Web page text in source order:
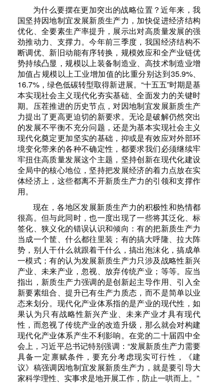
为什么要摆在更加突出的战略位置？近年来，我
国坚持因地制宜发展新质生产力，加快促进经济结构
优化、全要素生产率提升，展示出对高质量发展的强
劲推动力、支撑力。今年前三季度，我国经济结构不
断调优、新旧动能有序转换，规模效应和全产业链优
势持续凸显，规模以上装备制造业、高技术制造业增
加值占规模以上工业增加值的比重分别达到35.9%、
16.7%，绿色低碳转型取得新进展。“十五五”时期是基
本实现社会主义现代化夯实基础、全面发力的关键时
期。压茬推进的历史节点，对因地制宜发展新质生产
力提出了更高更迫切的新要求。无论是破解仍然突出
的发展不平衡不充分问题，还是为基本实现社会主义
现代化奠定更加坚实的基础，抑或是有效应对外部环
境变化带来的各种不确定性，都要求我们必须继续牢
牢扭住高质量发展这个主题，坚持创新在现代化建设
全局中的核心地位，坚持把发展经济的着力点放在实
体经济上，这些都离不开新质生产力的引领和支撑作
用。
现在，各地区发展新质生产力的积极性和热情都
很高。但与此同时，也一度出现了一些将其泛化、标
签化、狭义化的错误认识和倾向：有的把新质生产力
当成一个筐、什么都往里装；有的搞大呼隆、拉大阵
势，别人干什么就跟着干什么，搞出泡沫化，搞成单
一模式；有的认为发展新质生产力只涉及战略性新兴
产业、未来产业，忽视、放弃传统产业；等等。应当
指出，新质生产力强调的是创新起主导作用、引入全
新要素组合、提升已有生产力质态，而不是简单以业
态来划分。现代化产业体系指的是产业的现代性，如
果认为只有战略性新兴产业、未来产业才具有现代
性，而忽视了传统产业的改造升级，那么就会对构建
现代化产业体系产生不利影响。在党的二十届四中全
会上，习近平总书记特别强调：“发展新质生产力需要
具备一定禀赋条件，要充分考虑现实可行性，《建
议》稿强调因地制宜发展新质生产力，就是要引导大
家科学理性、实事求是地开展工作，防止一哄而上。”